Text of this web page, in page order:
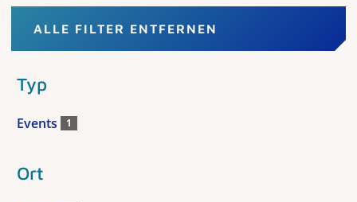
ALLE FILTER ENTFERNEN
Typ
Events 1
Ort